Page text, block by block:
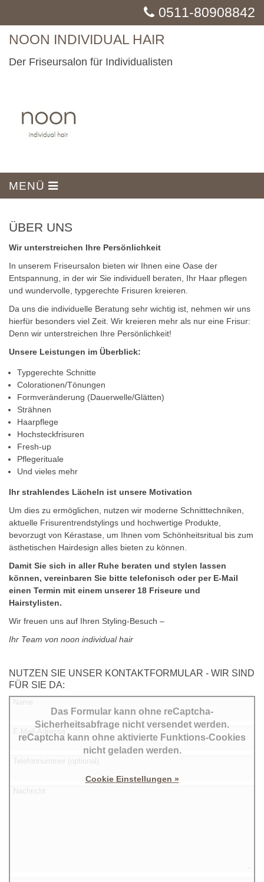
0511-80908842
NOON INDIVIDUAL HAIR
Der Friseursalon für Individualisten
MENÜ
ÜBER UNS
Wir unterstreichen Ihre Persönlichkeit
In unserem Friseursalon bieten wir Ihnen eine Oase der
Entspannung, in der wir Sie individuell beraten, Ihr Haar pflegen
und wundervolle, typgerechte Frisuren kreieren.
Da uns die individuelle Beratung sehr wichtig ist, nehmen wir uns
hierfür besonders viel Zeit. Wir kreieren mehr als nur eine Frisur:
Denn wir unterstreichen Ihre Persönlichkeit!
Unsere Leistungen im Überblick:
Typgerechte Schnitte
Colorationen/Tönungen
Formveränderung (Dauerwelle/Glätten)
Strähnen
Haarpflege
Hochsteckfrisuren
Fresh-up
Pflegerituale
Und vieles mehr
Ihr strahlendes Lächeln ist unsere Motivation
Um dies zu ermöglichen, nutzen wir moderne Schnitttechniken,
aktuelle Frisurentrendstylings und hochwertige Produkte,
bevorzugt von Kérastase, um Ihnen vom Schönheitsritual bis zum
ästhetischen Hairdesign alles bieten zu können.
Damit Sie sich in aller Ruhe beraten und stylen lassen
können, vereinbaren Sie bitte telefonisch oder per E-Mail
einen Termin mit einem unserer 18 Friseure und
Hairstylisten.
Wir freuen uns auf Ihren Styling-Besuch –
Ihr Team von noon individual hair
NUTZEN SIE UNSER KONTAKTFORMULAR - WIR SIND
FÜR SIE DA:
Name
E-Mail-Adresse
Telefonnummer (optional)
Nachricht
Das Formular kann ohne reCaptcha-
Sicherheitsabfrage nicht versendet werden.
reCaptcha kann ohne aktivierte Funktions-Cookies
nicht geladen werden.
Cookie Einstellungen »